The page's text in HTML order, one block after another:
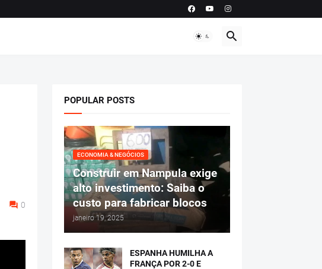
0
POPULAR POSTS
ECONOMIA & NEGÓCIOS
Construir em Nampula exige
alto investimento: Saiba o
custo para fabricar blocos
janeiro 19, 2025
ESPANHA HUMILHA A
FRANÇA POR 2-0 E